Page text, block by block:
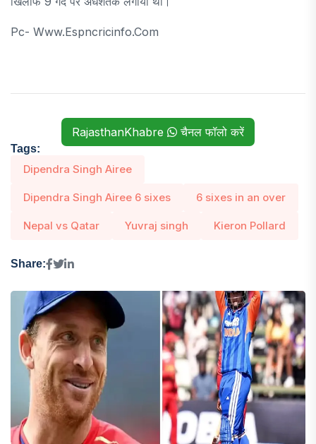
Pc- Www.espncricinfo.com
RajasthanKhabre चैनल फॉलो करें
Tags:
Dipendra Singh Airee
Dipendra Singh Airee 6 sixes 6 sixes in an over
Nepal vs Qatar Yuvraj singh Kieron Pollard
Share: